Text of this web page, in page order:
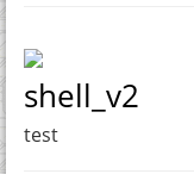
shell_v2
test